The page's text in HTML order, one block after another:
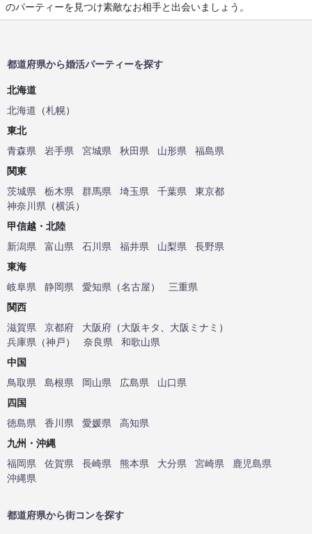
のパーティーを見つけ素敵なお相手と出会いましょう。
都道府県から婚活パーティーを探す
北海道
北海道 （札幌）
東北
青森県
岩手県 宮城県 秋田県 山形県
福島県
関東
茨城県
栃木県 群馬県 埼玉県 千葉県
東京都
神奈川県 （横浜）
甲信越・北陸
新潟県
富山県 石川県 福井県 山梨県
長野県
東海
岐阜県
静岡県 愛知県 （名古屋）
三重県
関西
滋賀県
京都府 大阪府 （大阪キタ 大阪ミナミ ）
兵庫県 （神戸） 奈良県
和歌山県
中国
鳥取県
島根県 岡山県 広島県
山口県
四国
徳島県
香川県 愛媛県
高知県
九州・沖縄
福岡県
佐賀県 長崎県 熊本県 大分県 宮崎県
鹿児島県
沖縄県
都道府県から街コンを探す